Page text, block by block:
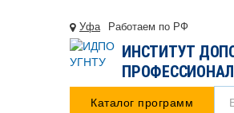
Уфа Работаем по РФ
ИНСТИТУТ
Каталог программ